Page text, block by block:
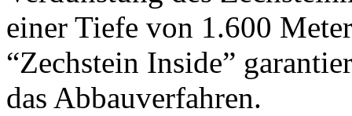
einer Tiefe von 1.600
“Zechstein Inside”
das Abbauverfahren.